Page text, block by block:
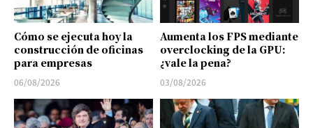
Cómo se ejecuta hoy la
construcción de oficinas
para empresas
06/08/2026
Aumenta los FPS mediante
overclocking de la GPU:
¿vale la pena?
03/08/2026